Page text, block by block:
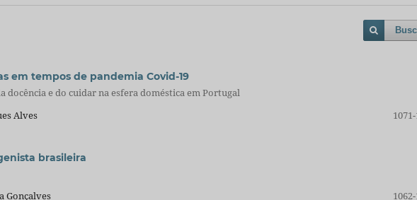
em tempos de pandemia Covid-19
docência e do cuidar na esfera doméstica em Portugal
Alves
brasileira
Gonçalves